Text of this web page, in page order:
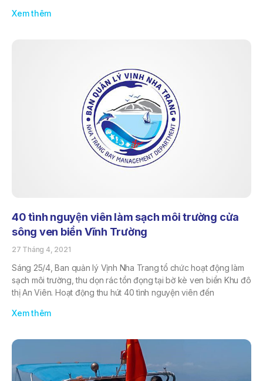
Xem thêm
40 tình nguyện viên làm sạch môi trường cửa
sông ven biển Vĩnh Trường
27 Tháng 4, 2021
Sáng 25/4, Ban quản lý Vịnh Nha Trang tổ chức hoạt động làm
sạch môi trường, thu dọn rác tồn đọng tại bờ kè ven biển Khu đô
thị An Viên. Hoạt động thu hút 40 tình nguyện viên đến
Xem thêm